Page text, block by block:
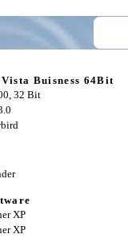
Buisness 64Bit
32 Bit
XP
XP